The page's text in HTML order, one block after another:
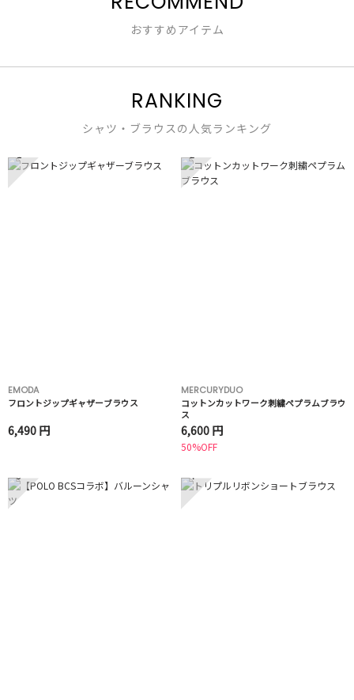
おすすめアイテム
RANKING
シャツ・ブラウスの人気ランキング
1
EMODA
フロントジップギャザーブラウス
6,490 円
2
MERCURYDUO
コットンカットワーク刺繍ペプラムブラウ
ス
6,600 円
50%OFF
3 4